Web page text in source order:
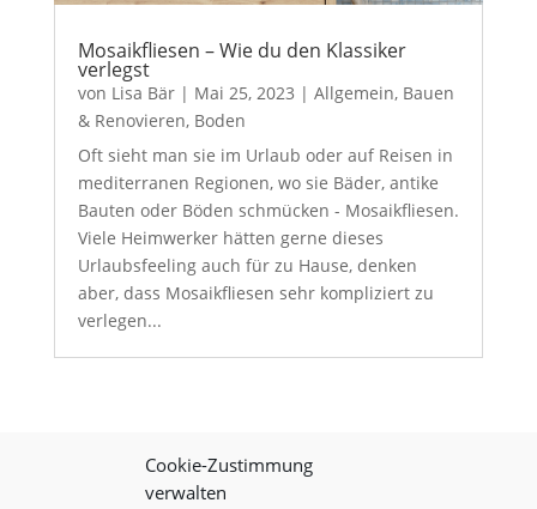
Cookie-Zustimmung
verwalten
Mosaikfliesen – Wie du den Klassiker
verlegst
von Lisa Bär| Mai 25, 2023 | Allgemein, Bauen
& Renovieren, Boden
Oft sieht man sie im Urlaub oder auf Reisen in
mediterranen Regionen, wo sie Bäder, antike
Bauten oder Böden schmücken - Mosaikfliesen.
Viele Heimwerker hätten gerne dieses
Urlaubsfeeling auch für zu Hause, denken
aber, dass Mosaikfliesen sehr kompliziert zu
verlegen...